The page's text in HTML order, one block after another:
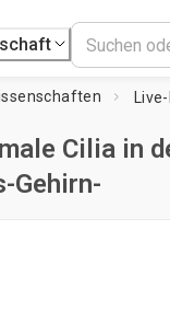
Cilia in
Gehirn-